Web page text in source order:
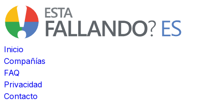
Inicio
Compañías
FAQ
Privacidad
Contacto